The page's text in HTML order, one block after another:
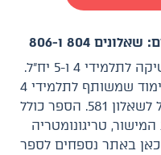
ספר זה הוא ספר לימוד במתמטיקה לתלמידי 4 ו-5 יח״ל.
הספר מכיל חלק גדול מחומר הלימוד שמשותף לתלמידי 4
יח״ל לשאלון 481 ולתלמידי 5 יח״ל לשאלון 581. הספר כולל
טריגונומטריה
כאן באתר נספחים לספר